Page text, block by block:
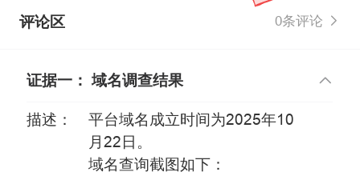
评论区 0条评论
证据一： 域名调查结果
描述：
平台域名成立时间为2025年10
月22日。
域名查询截图如下：